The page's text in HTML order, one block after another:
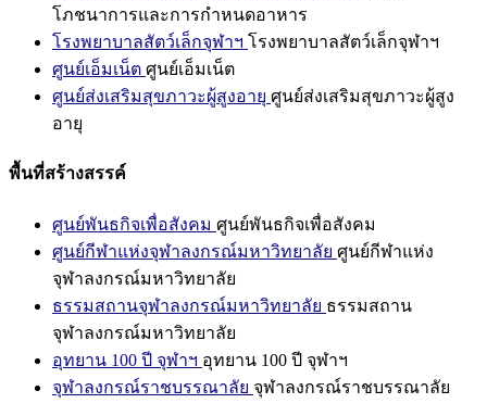
โภชนาการและการกำหนดอาหาร
โรงพยาบาลสัตว์เล็กจุฬาฯ โรงพยาบาลสัตว์เล็กจุฬาฯ
ศูนย์เอ็มเน็ต ศูนย์เอ็มเน็ต
ศูนย์ส่งเสริมสุขภาวะผู้สูงอายุ ศูนย์ส่งเสริมสุขภาวะผู้สูง
อายุ
พื้นที่สร้างสรรค์
ศูนย์พันธกิจเพื่อสังคม ศูนย์พันธกิจเพื่อสังคม
ศูนย์กีฬาแห่งจุฬาลงกรณ์มหาวิทยาลัย ศูนย์กีฬาแห่ง
จุฬาลงกรณ์มหาวิทยาลัย
ธรรมสถานจุฬาลงกรณ์มหาวิทยาลัย ธรรมสถาน
จุฬาลงกรณ์มหาวิทยาลัย
อุทยาน 100 ปี จุฬาฯ อุทยาน 100 ปี จุฬาฯ
จุฬาลงกรณ์ราชบรรณาลัย จุฬาลงกรณ์ราชบรรณาลัย